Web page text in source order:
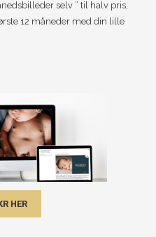
selv ” til halv pris,
12 måneder med din lille
HER